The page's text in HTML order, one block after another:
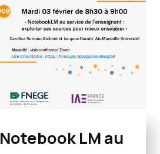
Notebook LM au